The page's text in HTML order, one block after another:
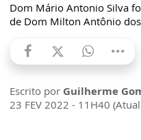
Dom Mário Antonio Silva
de Dom Milton Antônio
Escrito por Guilherme
23 FEV 2022 - 11H40